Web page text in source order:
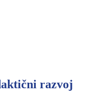
razvoj